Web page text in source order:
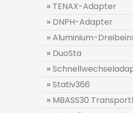
» TENAX-Adapter
» DNPH-Adapter
»Aluminium-
» DuoSta
»
»Stativ366
» MBASS30